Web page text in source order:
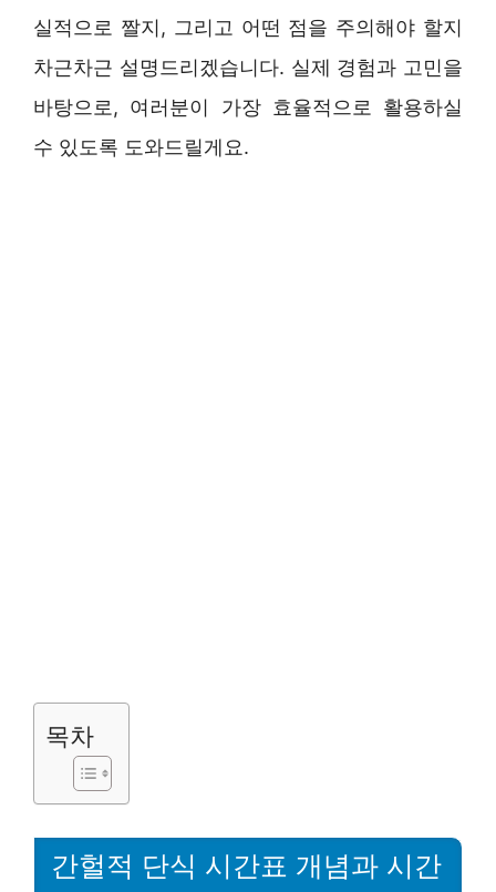
실적으로 짤지, 그리고 어떤 점을 주의해야 할지
차근차근 설명드리겠습니다. 실제 경험과 고민을
바탕으로, 여러분이 가장 효율적으로 활용하실
수 있도록 도와드릴게요.
목차
간헐적 단식 시간표 개념과 시간